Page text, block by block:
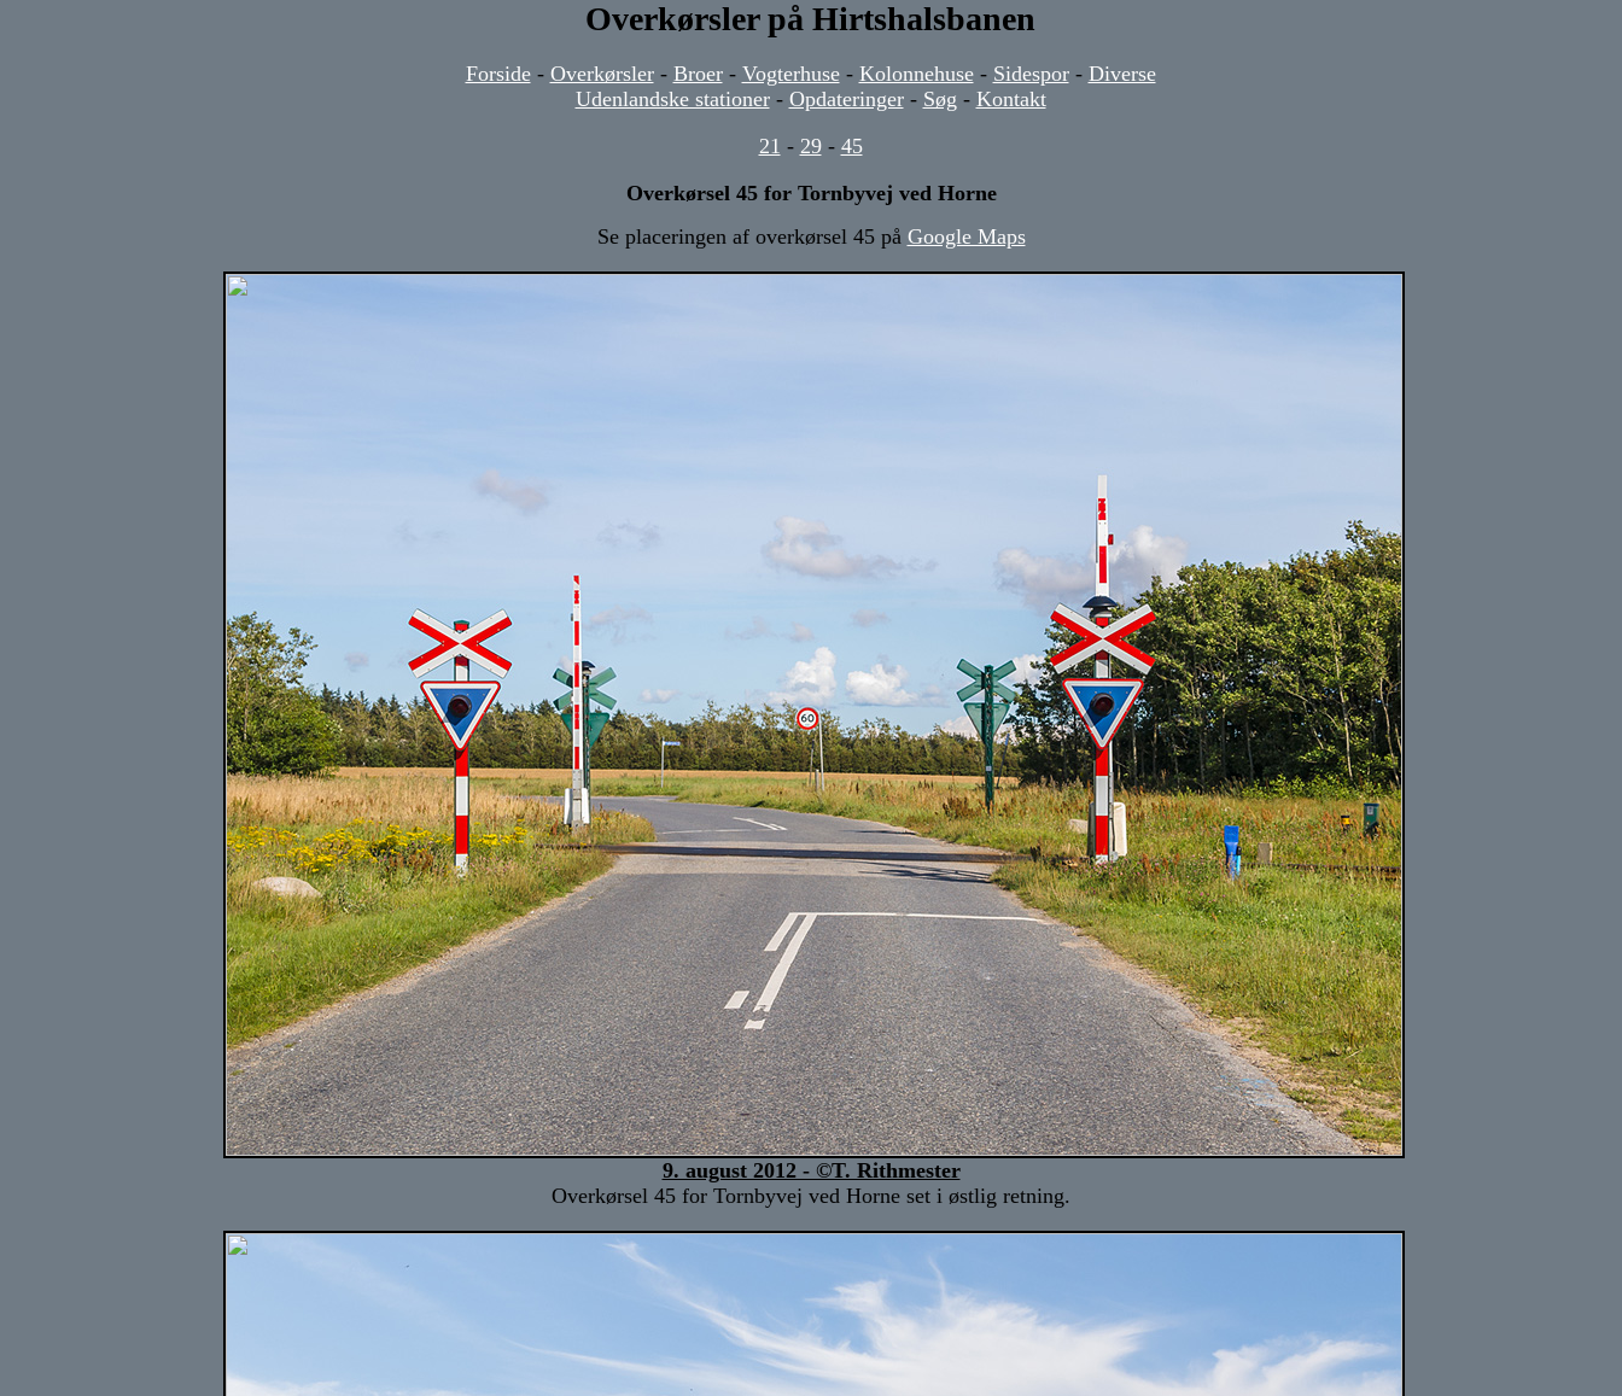
Overkørsler på Hirtshalsbanen
Forside- Overkørsler- Broer- Vogterhuse- Kolonnehuse- Sidespor- Diverse
Udenlandske stationer- Opdateringer- Søg - Kontakt
21 - 29- 45
Overkørsel 45 for Tornbyvej ved Horne
Se placeringen af overkørsel 45 på Google Maps
9. august 2012 - ©T. Rithmester
Overkørsel 45 for Tornbyvej ved Horne set i østlig retning.